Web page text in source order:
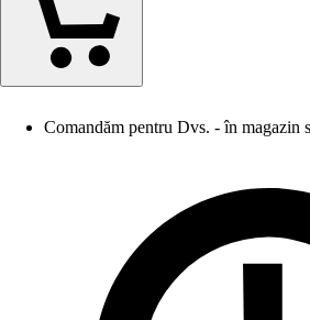
Comandăm pentru Dvs. - în magazin